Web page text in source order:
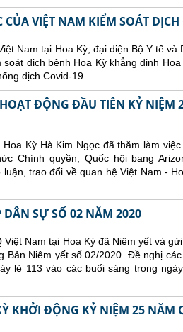
VIỆT NAM KIỂM SOÁT DỊCH
Nam tại Hoa Kỳ, đại diện Bộ Y tế và
dịch bệnh Hoa Kỳ khẳng định
dịch Covid-19.
ĐỘNG ĐẦU TIÊN KỶ NIỆM
Kỳ Hà Kim Ngọc đã thăm làm việc
Chính quyền, Quốc hội bang
trao đổi về quan hệ Việt Nam -
DÂN SỰ SỐ 02 NĂM 2020
Nam tại Hoa Kỳ đã Niêm yết và
Niêm yết số 02/2020. Đề nghị
lẻ 113 vào các buổi sáng trong
KHỞI ĐỘNG KỶ NIỆM 25 NĂM